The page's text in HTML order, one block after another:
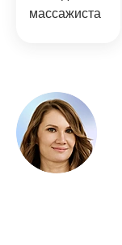
массажиста